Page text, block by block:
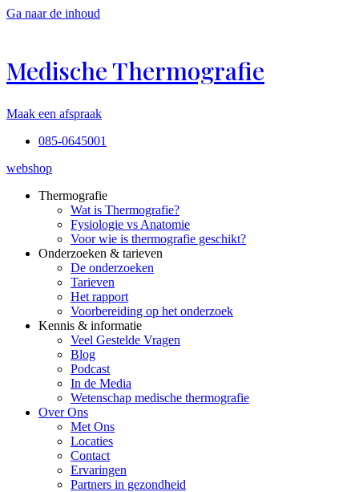
Ga naar de inhoud
Medische Thermografie
Maak een afspraak
085-0645001
webshop
Thermografie
Wat is Thermografie?
Fysiologie vs Anatomie
Voor wie is thermografie geschikt?
Onderzoeken & tarieven
De onderzoeken
Tarieven
Het rapport
Voorbereiding op het onderzoek
Kennis & informatie
Veel Gestelde Vragen
Blog
Podcast
In de Media
Wetenschap medische thermografie
Over Ons
Met Ons
Locaties
Contact
Ervaringen
Partners in gezondheid